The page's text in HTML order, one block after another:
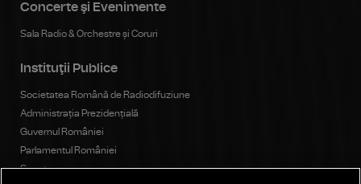
Concerte şi Evenimente
Sala Radio & Orchestre și Coruri
Instituţii Publice
Societatea Română de Radiodifuziune
Administrația Prezidențială
Guvernul României
Parlamentul României
Senat